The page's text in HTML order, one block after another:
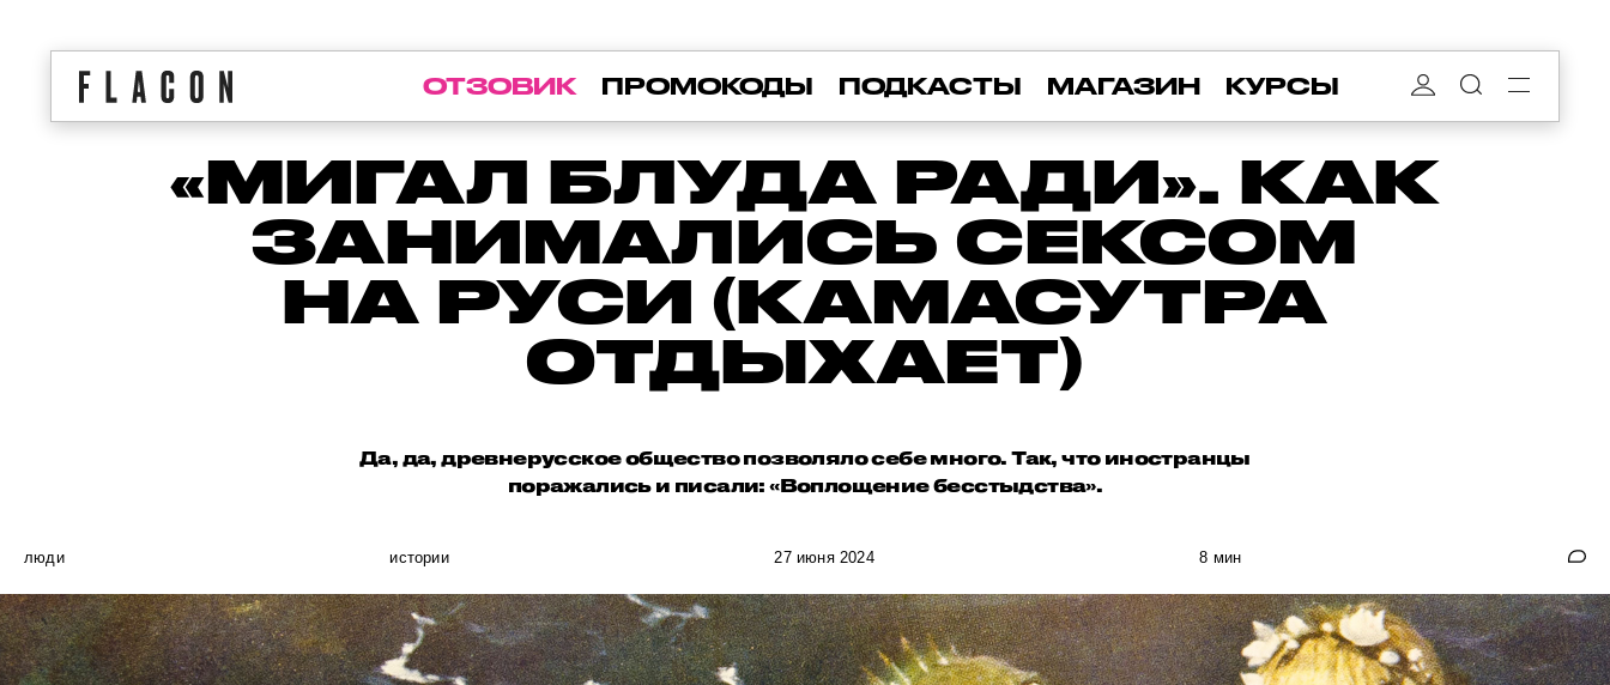
ОТЗОВИК ПРОМОКОДЫ ПОДКАСТЫ МАГАЗИН КУРСЫ
«МИГАЛ БЛУДА РАДИ». КАК
ЗАНИМАЛИСЬ СЕКСОМ
НА РУСИ (КАМАСУТРА
ОТДЫХАЕТ)
Да, да, древнерусское общество позволяло себе много. Так, что иностранцы
поражались и писали: «Воплощение бесстыдства».
люди истории 27 июня 2024 8 мин